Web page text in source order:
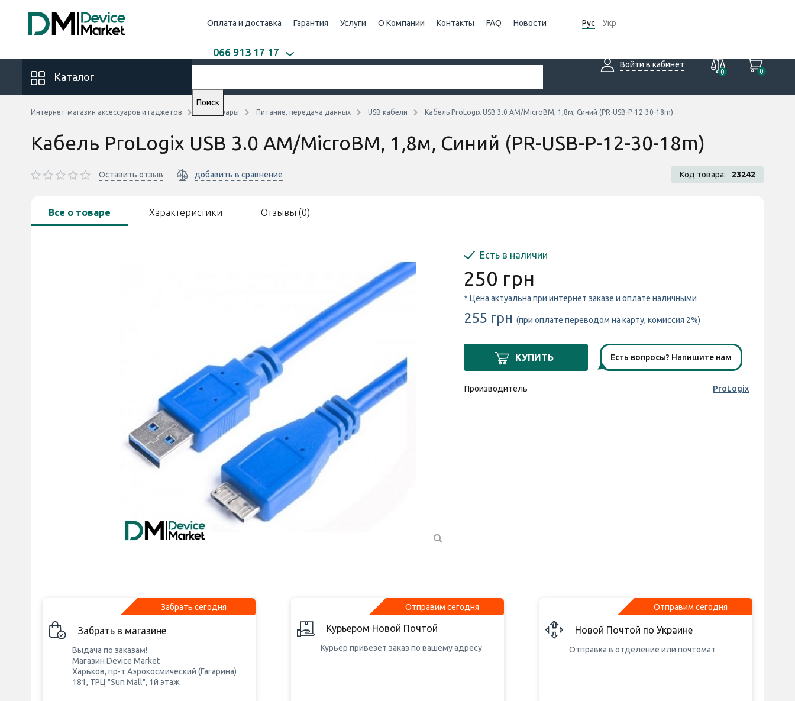
Рус Укр
Оплата и доставка Гарантия Услуги О Компании Контакты FAQ Новости
066 913 17 17
Войти в кабинет
0
0
Каталог
Поиск
Интернет-магазин аксессуаров и гаджетов Аксессуары Питание, передача данных USB кабели Кабель ProLogix USB 3.0 AM/MicroBM, 1,8м, Синий (PR-USB-P-12-30-18m)
Кабель ProLogix USB 3.0 AM/MicroBM, 1,8м, Синий (PR-USB-P-12-30-18m)
Оставить отзыв добавить в сравнение Код товара: 23242
Все о товаре Характеристики Отзывы (0)
Есть в наличии
250 грн
* Цена актуальна при интернет заказе и оплате наличными
255 грн (при оплате переводом на карту, комиссия 2%)
КУПИТЬ Есть вопросы? Напишите нам
Производитель ProLogix
Забрать сегодня
Забрать в магазине
Выдача по заказам!
Магазин Device Market
Харьков, пр-т Аэрокосмический (Гагарина)
181, ТРЦ "Sun Mall", 1й этаж
Отправим сегодня
Курьером Новой Почтой
Курьер привезет заказ по вашему адресу.
Отправим сегодня
Новой Почтой по Украине
Отправка в отделение или почтомат